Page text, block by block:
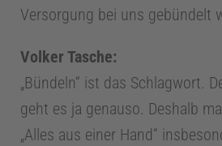
e
m
e
Versorgung bei uns gebündelt
Volker Tasche:
„Bündeln“ ist das Schlagwort.
geht es ja genauso. Deshalb
„Alles aus einer Hand“